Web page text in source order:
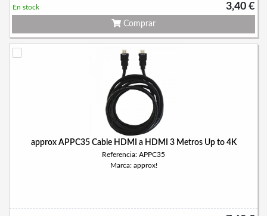
3,40 €
En stock
Comprar
approx APPC35 Cable HDMI a HDMI 3 Metros Up to 4K
Referencia: APPC35
Marca: approx!